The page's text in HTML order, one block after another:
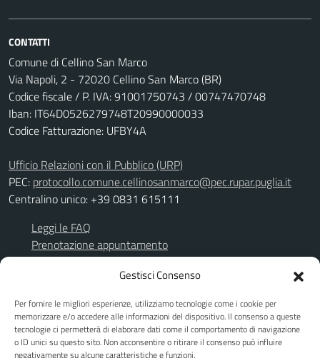
Gestisci Consenso
Per fornire le migliori esperienze, utilizziamo tecnologie come i cookie per
memorizzare e/o accedere alle informazioni del dispositivo. Il consenso a queste
tecnologie ci permetterà di elaborare dati come il comportamento di navigazione
o ID unici su questo sito. Non acconsentire o ritirare il consenso può influire
negativamente su alcune caratteristiche e funzioni.
CONTATTI
Comune di Cellino San Marco
Via Napoli, 2 - 72020 Cellino San Marco (BR)
Codice fiscale / P. IVA: 91001750743 / 00747470748
Iban: IT64D0526279748T20990000033
Codice Fatturazione: UFBY4A
Ufficio Relazioni con il Pubblico (URP)
PEC: protocollo.comune.cellinosanmarco@pec.rupar.puglia.it
Centralino unico: +39 0831 615111
Leggi le FAQ
Prenotazione appuntamento
Richiesta assistenza
Segnalazione disservizio
Albo Pretorio
Amministrazione trasparente
TuttoGare